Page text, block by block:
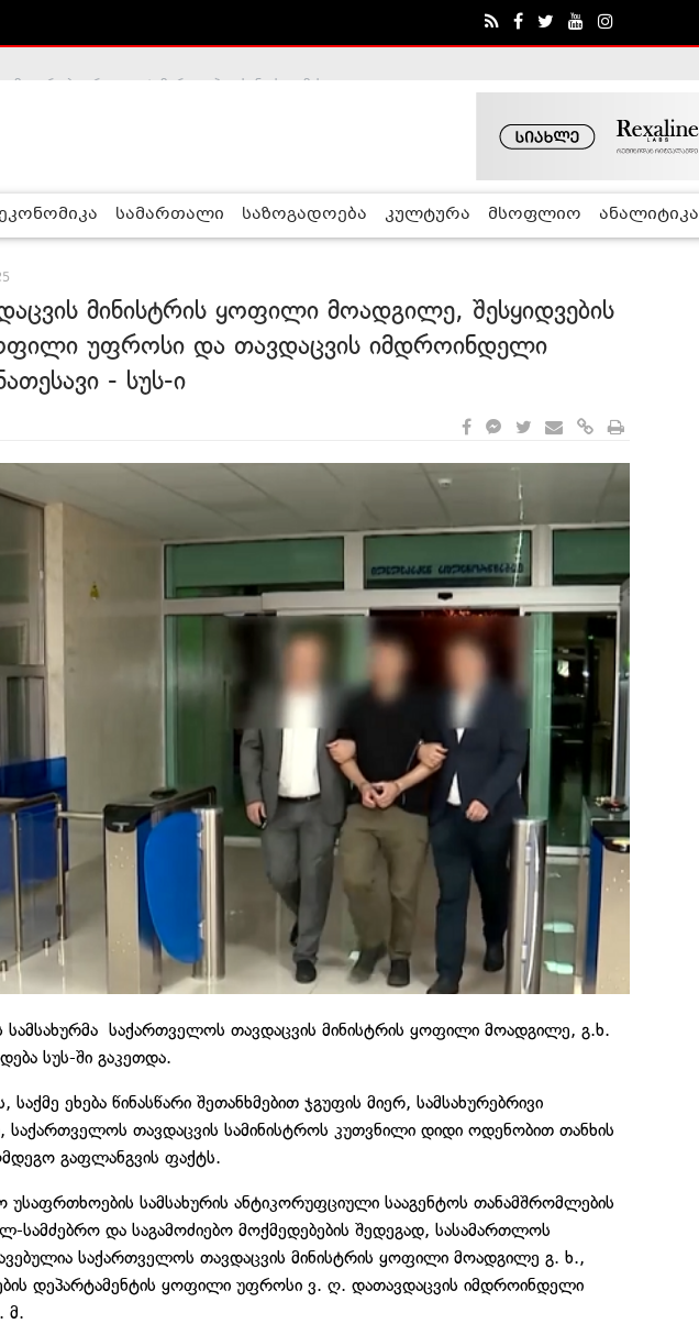
ეკონომიკა სამართალი საზოგადოება კულტურა მსოფლიო ანალიტიკა
მინისტრის ყოფილი მოადგილე, შესყიდვების
უფროსი და თავდაცვის იმდროინდელი
- სუს-ი
საქართველოს თავდაცვის მინისტრის ყოფილი მოადგილე, გ.ხ.
სუს-ში გაკეთდა.
ეხება წინასწარი შეთანხმებით ჯგუფის მიერ, სამსახურებრივი
საქართველოს თავდაცვის სამინისტროს კუთვნილი დიდი ოდენობით თანხის
გაფლანგვის ფაქტს.
სამსახურის ანტიკორუფციული სააგენტოს თანამშრომლების
სამძებრო და საგამოძიებო მოქმედებების შედეგად, სასამართლოს
საქართველოს თავდაცვის მინისტრის ყოფილი მოადგილე გ. ხ.,
დეპარტამენტის ყოფილი უფროსი ვ. ღ. დათავდაცვის იმდროინდელი
მ.